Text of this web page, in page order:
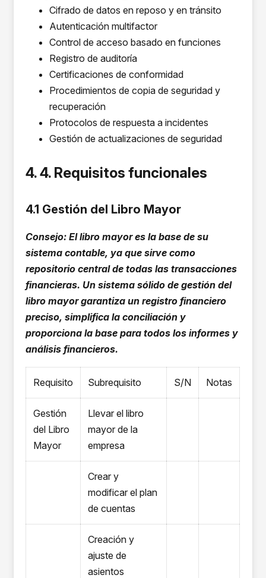
Cifrado de datos en reposo y en tránsito
Autenticación multifactor
Control de acceso basado en funciones
Registro de auditoría
Certificaciones de conformidad
Procedimientos de copia de seguridad y
recuperación
Protocolos de respuesta a incidentes
Gestión de actualizaciones de seguridad
4. 4. Requisitos funcionales
4.1 Gestión del Libro Mayor
Consejo: El libro mayor es la base de su
sistema contable, ya que sirve como
repositorio central de todas las transacciones
financieras. Un sistema sólido de gestión del
libro mayor garantiza un registro financiero
preciso, simplifica la conciliación y
proporciona la base para todos los informes y
análisis financieros.
Requisito Subrequisito S/N Notas
Gestión
del Libro
Mayor
Llevar el libro
mayor de la
empresa
Crear y
modificar el plan
de cuentas
Creación y
ajuste de
asientos